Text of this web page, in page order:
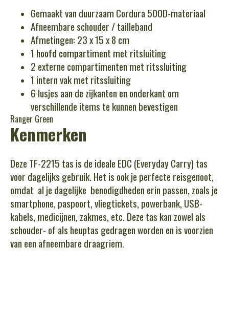
Gemaakt van duurzaam Cordura 500D-materiaal
Afneembare schouder / tailleband
Afmetingen: 23 x 15 x 8 cm
1 hoofd compartiment met ritsluiting
2 externe compartimenten met ritssluiting
1 intern vak met ritssluiting
6 lusjes aan de zijkanten en onderkant om
verschillende items te kunnen bevestigen
Ranger Green
Kenmerken
Deze TF-2215 tas is de ideale EDC (Everyday Carry) tas
voor dagelijks gebruik. Het is ook je perfecte reisgenoot,
omdat al je dagelijke benodigdheden erin passen, zoals je
smartphone, paspoort, vliegtickets, powerbank, USB-
kabels, medicijnen, zakmes, etc. Deze tas kan zowel als
schouder- of als heuptas gedragen worden en is voorzien
van een afneembare draagriem.